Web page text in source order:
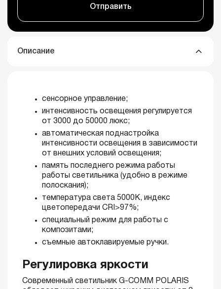
Отправить
Описание
сенсорное управление;
интенсивность освещения регулируется
от 3000 до 50000 люкс;
автоматическая поднастройка
интенсивности освещения в зависимости
от внешних условий освещения;
память последнего режима работы
работы светильника (удобно в режиме
полоскания);
температура света 5000К, индекс
цветопередачи CRI>97%;
специальный режим для работы с
композитами;
съемные автоклавируемые ручки.
Регулировка яркости
Современный светильник G-COMM POLARIS